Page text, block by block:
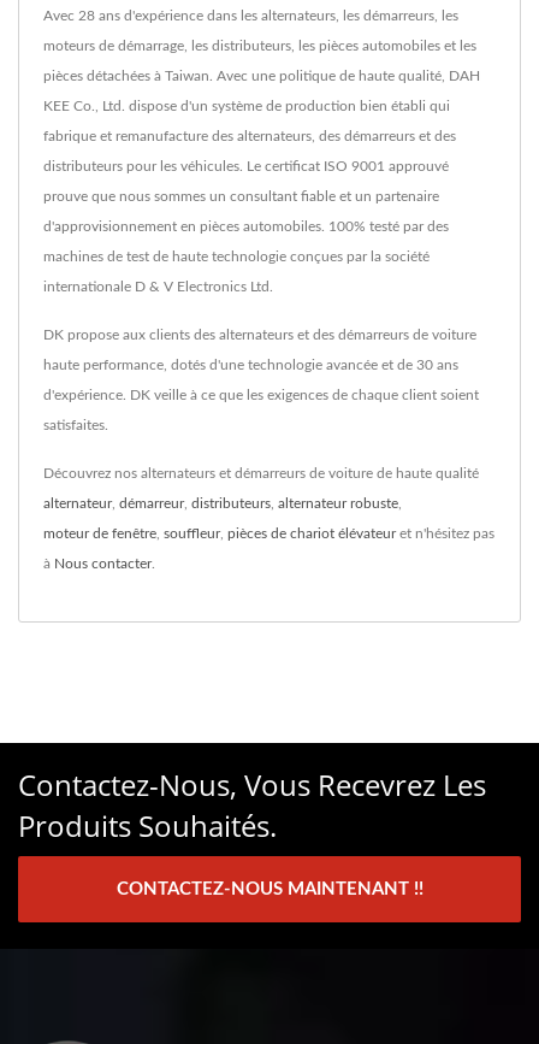
Avec 28 ans d'expérience dans les alternateurs, les démarreurs, les
moteurs de démarrage, les distributeurs, les pièces automobiles et les
pièces détachées à Taiwan. Avec une politique de haute qualité, DAH
KEE Co., Ltd. dispose d'un système de production bien établi qui
fabrique et remanufacture des alternateurs, des démarreurs et des
distributeurs pour les véhicules. Le certificat ISO 9001 approuvé
prouve que nous sommes un consultant fiable et un partenaire
d'approvisionnement en pièces automobiles. 100% testé par des
machines de test de haute technologie conçues par la société
internationale D & V Electronics Ltd.
DK propose aux clients des alternateurs et des démarreurs de voiture
haute performance, dotés d'une technologie avancée et de 30 ans
d'expérience. DK veille à ce que les exigences de chaque client soient
satisfaites.
Découvrez nos alternateurs et démarreurs de voiture de haute qualité
alternateur, démarreur, distributeurs alternateur robuste
moteur de fenêtre souffleur, pièces de chariot élévateuret n'hésitez pas
à Nous contacter.
Contactez-Nous, Vous Recevrez Les
Produits Souhaités.
CONTACTEZ-NOUS MAINTENANT !!